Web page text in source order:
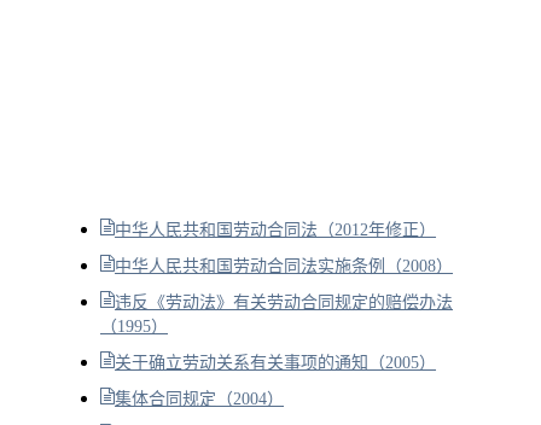
中华人民共和国劳动合同法（2012年修正）
中华人民共和国劳动合同法实施条例（2008）
违反《劳动法》有关劳动合同规定的赔偿办法
（1995）
关于确立劳动关系有关事项的通知（2005）
集体合同规定（2004）